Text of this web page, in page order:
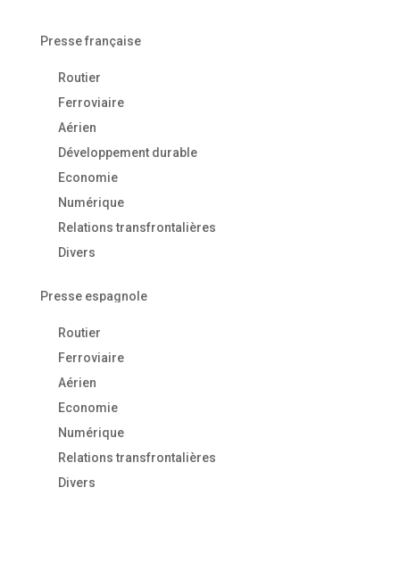
Presse française
Routier
Ferroviaire
Aérien
Développement durable
Economie
Numérique
Relations transfrontalières
Divers
Presse espagnole
Routier
Ferroviaire
Aérien
Economie
Numérique
Relations transfrontalières
Divers